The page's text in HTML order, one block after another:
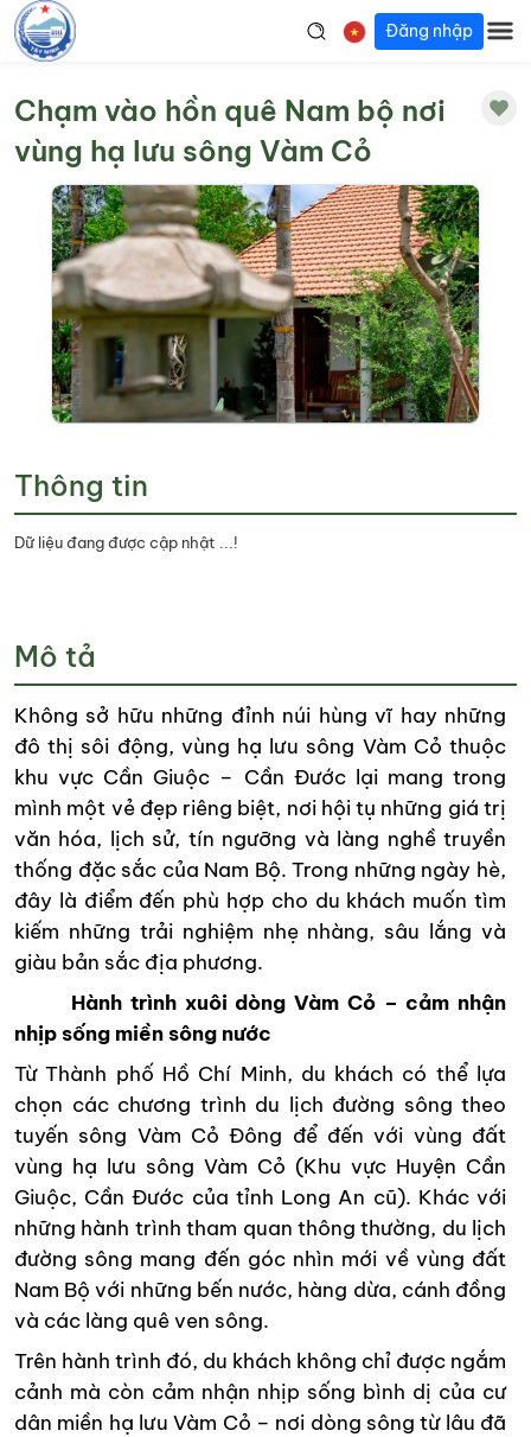
Đăng nhập
Chạm vào hồn quê Nam bộ nơi
vùng hạ lưu sông Vàm Cỏ
Thông tin
Dữ liệu đang được cập nhật ...!
Mô tả
Không sở hữu những đỉnh núi hùng vĩ hay những
đô thị sôi động, vùng hạ lưu sông Vàm Cỏ thuộc
khu vực Cần Giuộc – Cần Đước lại mang trong
mình một vẻ đẹp riêng biệt, nơi hội tụ những giá trị
văn hóa, lịch sử, tín ngưỡng và làng nghề truyền
thống đặc sắc của Nam Bộ. Trong những ngày hè,
đây là điểm đến phù hợp cho du khách muốn tìm
kiếm những trải nghiệm nhẹ nhàng, sâu lắng và
giàu bản sắc địa phương.
Hành trình xuôi dòng Vàm Cỏ – cảm nhận
nhịp sống miền sông nước
Từ Thành phố Hồ Chí Minh, du khách có thể lựa
chọn các chương trình du lịch đường sông theo
tuyến sông Vàm Cỏ Đông để đến với vùng đất
vùng hạ lưu sông Vàm Cỏ (Khu vực Huyện Cần
Giuộc, Cần Đước của tỉnh Long An cũ). Khác với
những hành trình tham quan thông thường, du lịch
đường sông mang đến góc nhìn mới về vùng đất
Nam Bộ với những bến nước, hàng dừa, cánh đồng
và các làng quê ven sông.
Trên hành trình đó, du khách không chỉ được ngắm
cảnh mà còn cảm nhận nhịp sống bình dị của cư
dân miền hạ lưu Vàm Cỏ – nơi dòng sông từ lâu đã